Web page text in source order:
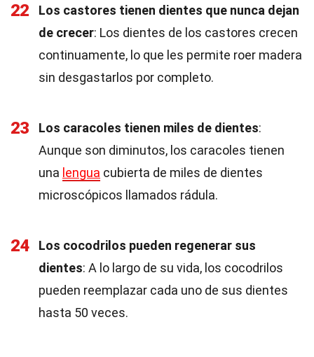
22
Los castores tienen dientes que nunca dejan
de crecer: Los dientes de los castores crecen
continuamente, lo que les permite roer madera
sin desgastarlos por completo.
23 Los caracoles tienen miles de dientes:
Aunque son diminutos, los caracoles tienen
una lengua cubierta de miles de dientes
microscópicos llamados rádula.
24
Los cocodrilos pueden regenerar sus
dientes: A lo largo de su vida, los cocodrilos
pueden reemplazar cada uno de sus dientes
hasta 50 veces.